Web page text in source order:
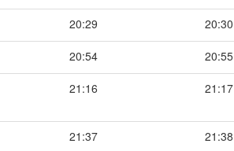
20:29 20:30
20:54 20:55
21:16 21:17
21:37 21:38